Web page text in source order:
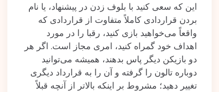
این که سعی کنید با بلوف زدن در پیشنهاد، یا نام
بردن قراردادی کاملاً متفاوت از قراردادی که
واقعاً می‌خواهید بازی کنید، رقبا را در مورد
اهداف خود گمراه کنید، امری مجاز است. اگر هر
دو بازیکن دیگر پاس بدهند، همیشه می‌توانید
دوباره تالون را گرفته و آن را به قرارداد دیگری
تغییر دهید؛ مشروط بر اینکه بالاتر از آنچه قبلاً